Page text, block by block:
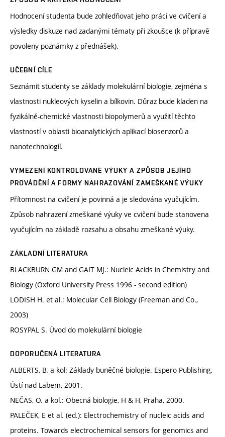
Hodnocení studenta bude zohledňovat jeho práci ve cvičení a
výsledky diskuze nad zadanými tématy při zkoušce (k přípravě
povoleny poznámky z přednášek).
UČEBNÍ CÍLE
Seznámit studenty se základy molekulární biologie, zejména s
vlastnosti nukleových kyselin a bílkovin. Důraz bude kladen na
fyzikálně-chemické vlastnosti biopolymerů a využití těchto
vlastností v oblasti bioanalytických aplikací biosenzorů a
nanotechnologií.
VYMEZENÍ KONTROLOVANÉ VÝUKY A ZPŮSOB JEJÍHO
PROVÁDĚNÍ A FORMY NAHRAZOVÁNÍ ZAMEŠKANÉ VÝUKY
Přítomnost na cvičení je povinná a je sledována vyučujícím.
Způsob nahrazení zmeškané výuky ve cvičení bude stanovena
vyučujícím na základě rozsahu a obsahu zmeškané výuky.
ZÁKLADNÍ LITERATURA
BLACKBURN GM and GAIT MJ.: Nucleic Acids in Chemistry and
Biology (Oxford University Press 1996 - second edition)
LODISH H. et al.: Molecular Cell Biology (Freeman and Co.,
2003)
ROSYPAL S. Úvod do molekulární biologie
DOPORUČENÁ LITERATURA
ALBERTS, B. a kol: Základy buněčné biologie. Espero Publishing,
Ústí nad Labem, 2001.
NEČAS, O. a kol.: Obecná biologie, H & H, Praha, 2000.
PALEČEK, E et al. (ed.): Electrochemistry of nucleic acids and
proteins. Towards electrochemical sensors for genomics and